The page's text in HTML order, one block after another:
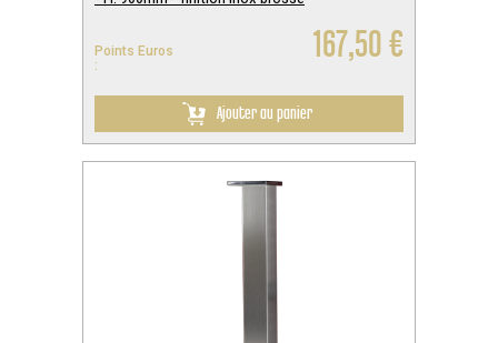
Points Euros
:
167,50 €
Ajouter au panier